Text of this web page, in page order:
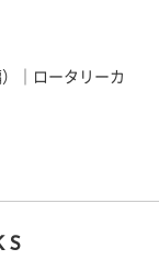
｜ロータリーカ